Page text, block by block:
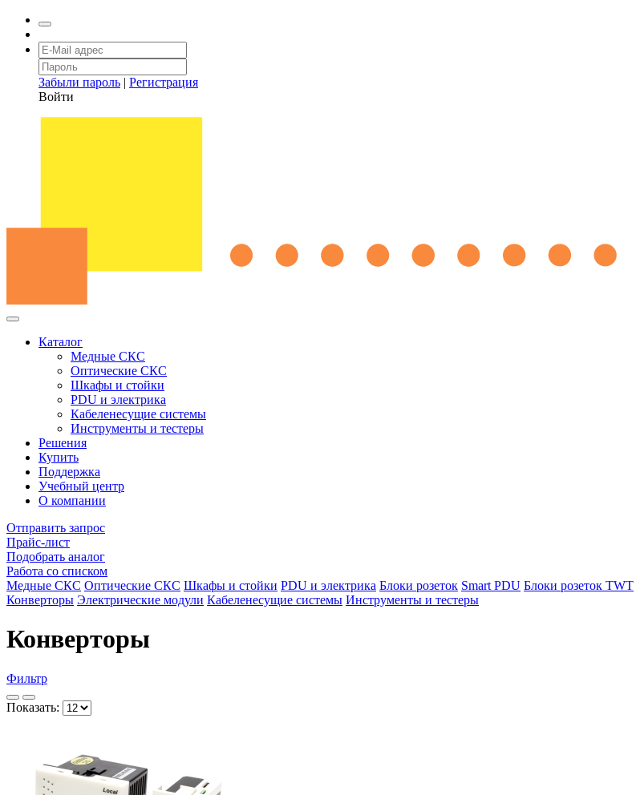
Забыли пароль | Регистрация
Войти
Каталог
Медные СКС
Оптические СКС
Шкафы и стойки
PDU и электрика
Кабеленесущие системы
Инструменты и тестеры
Решения
Купить
Поддержка
Учебный центр
О компании
Отправить запрос
Прайс-лист
Подобрать аналог
Работа со списком
Медные СКС Оптические СКС Шкафы и стойки PDU и электрика Блоки розеток Smart PDU Блоки розеток TWT
Конверторы Электрические модули Кабеленесущие системы Инструменты и тестеры
Конверторы
Фильтр
Показать: